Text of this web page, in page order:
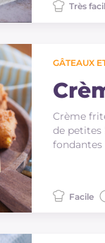
Très
GÂTEAUX
Crème
de petites
fondantes
Facile